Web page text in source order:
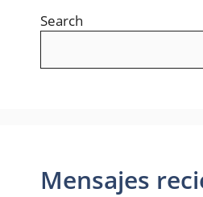
Search
Mensajes